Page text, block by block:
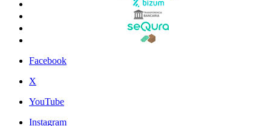
Facebook
X
YouTube
Instagram